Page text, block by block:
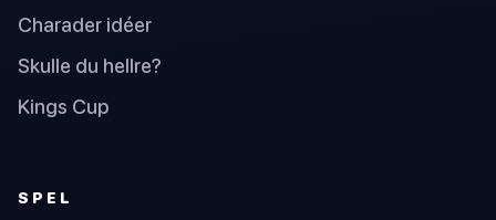
Charader idéer
Skulle du hellre?
Kings Cup
SPEL